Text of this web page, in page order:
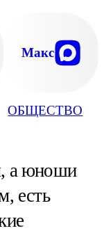
ОБЩЕСТВО
Макс
а юноши
есть